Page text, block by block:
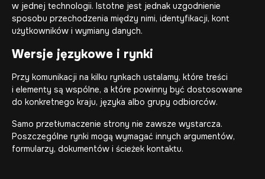
w jednej technologii. Istotne jest jednak uzgodnienie
sposobu przechodzenia między nimi, identyfikacji, kont
użytkowników i wymiany danych.
Wersje językowe i rynki
Przy komunikacji na kilku rynkach ustalamy, które treści
i elementy są wspólne, a które powinny być dostosowane
do konkretnego kraju, języka albo grupy odbiorców.
Samo przetłumaczenie strony nie zawsze wystarcza.
Poszczególne rynki mogą wymagać innych argumentów,
formularzy, dokumentów i ścieżek kontaktu.